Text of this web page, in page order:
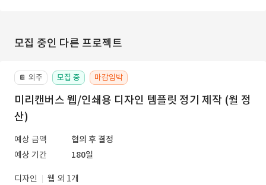
모집 중인 다른 프로젝트
📔 외주 모집 중 마감임박
미리캔버스 웹/인쇄용 디자인 템플릿 정기 제작 (월 정
산)
예상 금액
협의 후 결정
예상 기간
180일
디자인
웹 외 1개